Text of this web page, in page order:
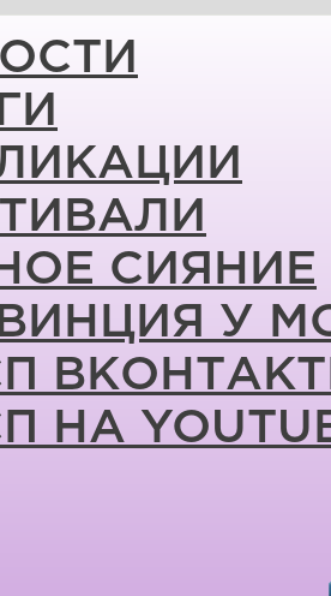
СИЯНИЕ
У
НА